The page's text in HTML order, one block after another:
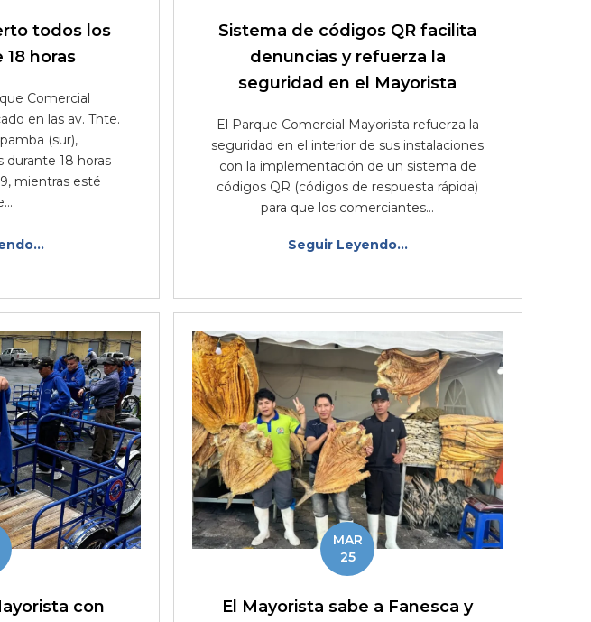
todos los
horas
Comercial
en las av. Tnte.
(sur),
durante 18 horas
mientras esté
Sistema de códigos QR facilita
denuncias y refuerza la
seguridad en el Mayorista
El Parque Comercial Mayorista refuerza la
seguridad en el interior de sus instalaciones
con la implementación de un sistema de
códigos QR (códigos de respuesta rápida)
para que los comerciantes...
Seguir Leyendo...
con
MAR
25
El Mayorista sabe a Fanesca y